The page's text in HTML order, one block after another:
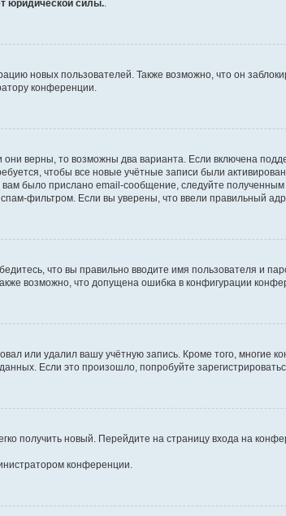
юридической силы.
новых пользователей. Также возможно, что он
конференции.
верны, то возможны два варианта. Если включена
чтобы все новые учётные записи были
было прислано email-сообщение, следуйте
фильтром. Если вы уверены, что ввели правильный
что вы правильно вводите имя пользователя и
возможно, что допущена ошибка в конфигурации
или удалил вашу учётную запись. Кроме того, многие
Если это произошло, попробуйте зарегистрироваться
получить новый. Перейдите на страницу входа на
конференции.